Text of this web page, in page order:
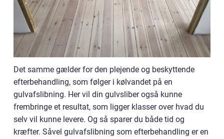
Det samme gælder for den plejende og beskyttende
efterbehandling, som følger i kølvandet på en
gulvafslibning. Her vil din gulvsliber også kunne
frembringe et resultat, som ligger klasser over hvad du
selv vil kunne levere. Og så sparer du både tid og
kræfter. Såvel gulvafslibning som efterbehandling er en